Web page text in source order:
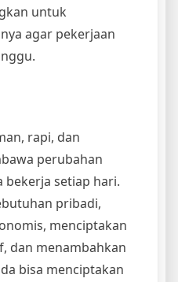
untuk
agar pekerjaan
rapi, dan
perubahan
bekerja setiap hari.
pribadi,
menciptakan
dan menambahkan
bisa menciptakan